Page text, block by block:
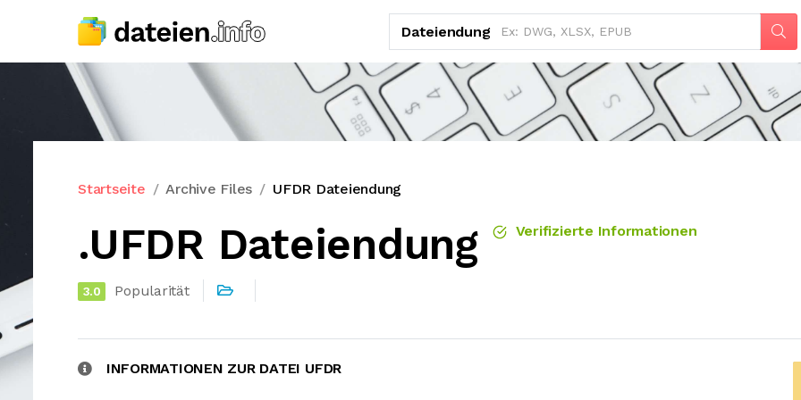
Dateiendung
Startseite Archive Files UFDR Dateiendung
.UFDR Dateiendung Verifizierte Informationen
3.0 Popularität
INFORMATIONEN ZUR DATEI UFDR